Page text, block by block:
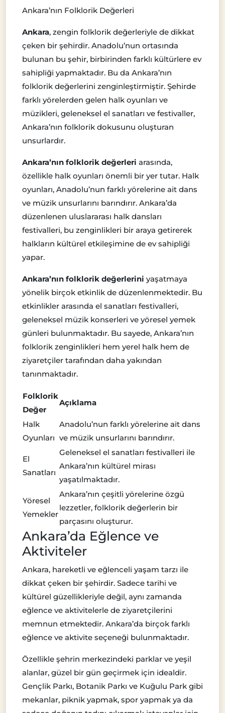
Ankara’nın Folklorik Değerleri
Ankara, zengin folklorik değerleriyle de dikkat
çeken bir şehirdir. Anadolu’nun ortasında
bulunan bu şehir, birbirinden farklı kültürlere ev
sahipliği yapmaktadır. Bu da Ankara’nın
folklorik değerlerini zenginleştirmiştir. Şehirde
farklı yörelerden gelen halk oyunları ve
müzikleri, geleneksel el sanatları ve festivaller,
Ankara’nın folklorik dokusunu oluşturan
unsurlardır.
Ankara’nın folklorik değerleri arasında,
özellikle halk oyunları önemli bir yer tutar. Halk
oyunları, Anadolu’nun farklı yörelerine ait dans
ve müzik unsurlarını barındırır. Ankara’da
düzenlenen uluslararası halk dansları
festivalleri, bu zenginlikleri bir araya getirerek
halkların kültürel etkileşimine de ev sahipliği
yapar.
Ankara’nın folklorik değerlerini yaşatmaya
yönelik birçok etkinlik de düzenlenmektedir. Bu
etkinlikler arasında el sanatları festivalleri,
geleneksel müzik konserleri ve yöresel yemek
günleri bulunmaktadır. Bu sayede, Ankara’nın
folklorik zenginlikleri hem yerel halk hem de
ziyaretçiler tarafından daha yakından
tanınmaktadır.
Folklorik
Değer
Açıklama
Halk
Oyunları
Anadolu’nun farklı yörelerine ait dans
ve müzik unsurlarını barındırır.
El
Sanatları
Geleneksel el sanatları festivalleri ile
Ankara’nın kültürel mirası
yaşatılmaktadır.
Yöresel
Yemekler
Ankara’nın çeşitli yörelerine özgü
lezzetler, folklorik değerlerin bir
parçasını oluşturur.
Ankara’da Eğlence ve
Aktiviteler
Ankara, hareketli ve eğlenceli yaşam tarzı ile
dikkat çeken bir şehirdir. Sadece tarihi ve
kültürel güzellikleriyle değil, aynı zamanda
eğlence ve aktivitelerle de ziyaretçilerini
memnun etmektedir. Ankara’da birçok farklı
eğlence ve aktivite seçeneği bulunmaktadır.
Özellikle şehrin merkezindeki parklar ve yeşil
alanlar, güzel bir gün geçirmek için idealdir.
Gençlik Parkı, Botanik Parkı ve Kuğulu Park gibi
mekanlar, piknik yapmak, spor yapmak ya da